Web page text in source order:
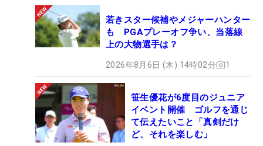
若きスター候補やメジャーハンター
も PGAプレーオフ争い、当落線
上の大物選手は？
2026年8月6日 (木) 14時02分 1
笹生優花が6度目のジュニア
イベント開催 ゴルフを通じ
て伝えたいこと「真剣だけ
ど、それを楽しむ」